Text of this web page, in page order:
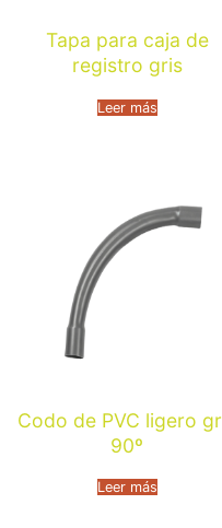
Tapa para caja de
registro gris
Leer más
Codo de PVC ligero
90º
Leer más